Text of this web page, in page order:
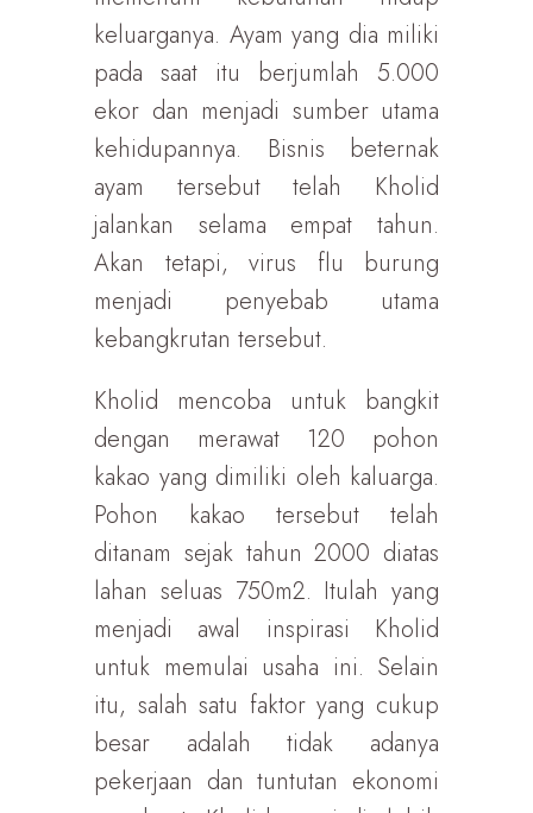
keluarganya. Ayam yang dia miliki
pada saat itu berjumlah 5.000
ekor dan menjadi sumber utama
kehidupannya. Bisnis beternak
ayam tersebut telah Kholid
jalankan selama empat tahun.
Akan tetapi, virus flu burung
menjadi penyebab utama
kebangkrutan tersebut.
Kholid mencoba untuk bangkit
dengan merawat 120 pohon
kakao yang dimiliki oleh kaluarga.
Pohon kakao tersebut telah
ditanam sejak tahun 2000 diatas
lahan seluas 750m2. Itulah yang
menjadi awal inspirasi Kholid
untuk memulai usaha ini. Selain
itu, salah satu faktor yang cukup
besar adalah tidak adanya
pekerjaan dan tuntutan ekonomi